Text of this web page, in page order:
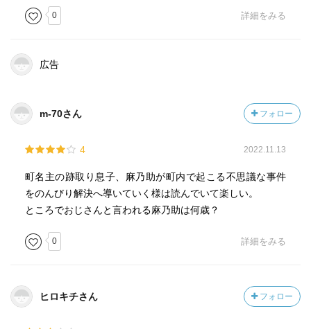
0 詳細をみる
広告
m-70さん フォロー
4 2022.11.13
町名主の跡取り息子、麻乃助が町内で起こる不思議な事件
をのんびり解決へ導いていく様は読んでいて楽しい。
ところでおじさんと言われる麻乃助は何歳？
0 詳細をみる
ヒロキチさん フォロー